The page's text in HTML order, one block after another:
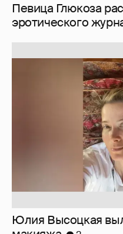
Певица Глюкоза
эротического
Юлия Высоцкая